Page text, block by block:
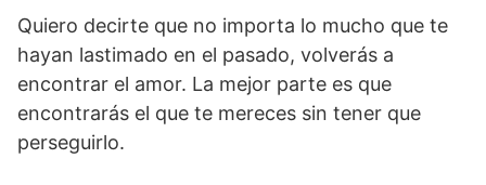
Quiero decirte que no importa lo mucho que te
hayan lastimado en el pasado, volverás a
encontrar el amor. La mejor parte es que
encontrarás el que te mereces sin tener que
perseguirlo.